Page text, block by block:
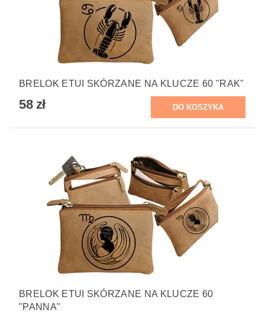
BRELOK ETUI SKÓRZANE NA KLUCZE 60 "RAK"
58 zł
BRELOK ETUI SKÓRZANE NA KLUCZE 60
"PANNA"